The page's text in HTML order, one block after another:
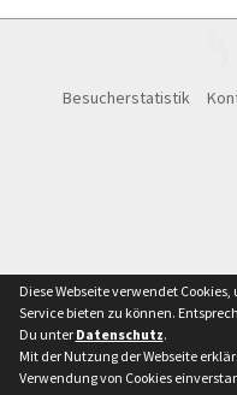
Besucherstatistik
Diese Webseite verwendet
Service bieten zu können.
Du unter Datenschutz.
Mit der Nutzung der Webseite
Verwendung von Cookies